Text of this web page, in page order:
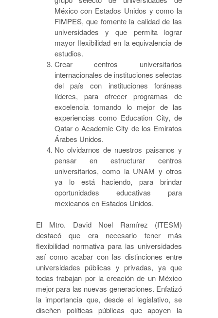
México con Estados Unidos y como la
FIMPES, que fomente la calidad de las
universidades y que permita lograr
mayor flexibilidad en la equivalencia de
estudios.
Crear centros universitarios
internacionales de instituciones selectas
del país con instituciones foráneas
líderes, para ofrecer programas de
excelencia tomando lo mejor de las
experiencias como Education City, de
Qatar o Academic City de los Emiratos
Árabes Unidos.
No olvidarnos de nuestros paisanos y
pensar en estructurar centros
universitarios, como la UNAM y otros
ya lo está haciendo, para brindar
oportunidades educativas para
mexicanos en Estados Unidos.
El Mtro. David Noel Ramírez (ITESM)
destacó que era necesario tener más
flexibilidad normativa para las universidades
así como acabar con las distinciones entre
universidades públicas y privadas, ya que
todas trabajan por la creación de un México
mejor para las nuevas generaciones. Enfatizó
la importancia que, desde el legislativo, se
diseñen políticas públicas que apoyen la